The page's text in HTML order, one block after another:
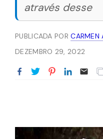
através desse
PUBLICADA PORCARMEN
DEZEMBRO 29, 2022